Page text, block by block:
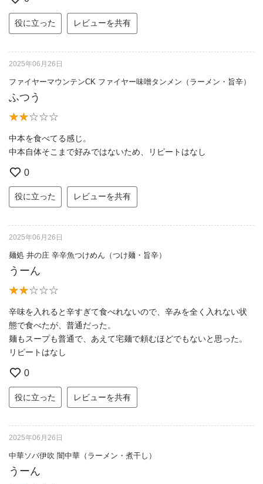
役に立った レビューを共有
2025年06月26日
ファイヤーマウンテンCK ファイヤー味噌タンメン（ラーメン・旨辛）
ふつう
中本を食べてる感じ。
中本自体そこまで好みではないため、リピートはなし
0
役に立った レビューを共有
2025年06月26日
麺処 井の庄 辛辛魚つけめん（つけ麺・旨辛）
うーん
辛味を入れると辛すぎて食べれないので、辛みを全く入れない状
態で食べたが、普通だった。
麺もスープも普通で、あえて宅麺で頼むほどでもないと思った。
リピートはなし
0
役に立った レビューを共有
2025年06月26日
中華ソバ伊吹 闇中華（ラーメン・煮干し）
うーん